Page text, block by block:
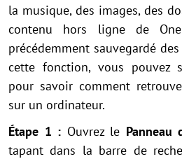
la musique, des images, des
contenu hors ligne de
précédemment sauvegardé
cette fonction, vous pouvez
pour savoir comment
sur un ordinateur.
Étape 1 : Ouvrez le Panneau
tapant dans la barre de